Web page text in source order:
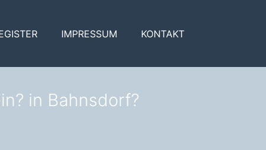
IMPRESSUM KONTAKT
in Bahnsdorf?